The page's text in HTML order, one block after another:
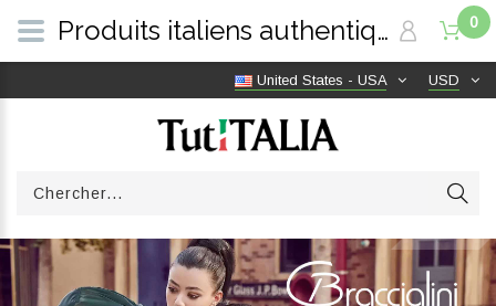
USD
United States - USA
0
Produits italiens authentiques, livraison gratuite dans le monde entier | TutITALIA